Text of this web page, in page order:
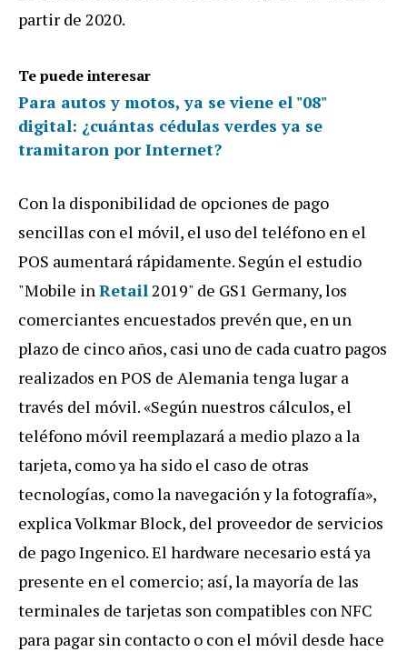
partir de 2020.
Te puede interesar
Para autos y motos, ya se viene el "08"
digital: ¿cuántas cédulas verdes ya se
tramitaron por Internet?
Con la disponibilidad de opciones de pago
sencillas con el móvil, el uso del teléfono en el
POS aumentará rápidamente. Según el estudio
"Mobile inRetail2019" de GS1 Germany, los
comerciantes encuestados prevén que, en un
plazo de cinco años, casi uno de cada cuatro pagos
realizados en POS de Alemania tenga lugar a
través del móvil. «Según nuestros cálculos, el
teléfono móvil reemplazará a medio plazo a la
tarjeta, como ya ha sido el caso de otras
tecnologías, como la navegación y la fotografía»,
explica Volkmar Block, del proveedor de servicios
de pago Ingenico. El hardware necesario está ya
presente en el comercio; así, la mayoría de las
terminales de tarjetas son compatibles con NFC
para pagar sin contacto o con el móvil desde hace